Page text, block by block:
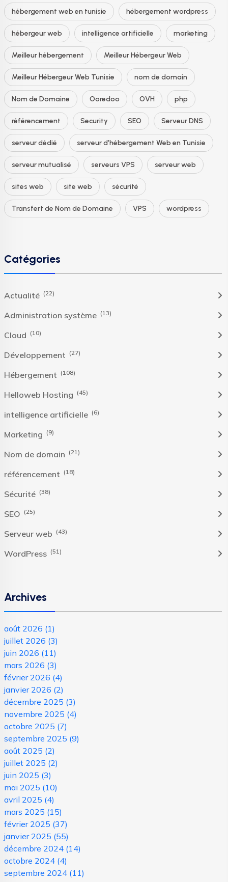
hébergement web en tunisie hébergement wordpress
hébergeur web intelligence artificielle marketing
Meilleur hébergement Meilleur Hébergeur Web
Meilleur Hébergeur Web Tunisie nom de domain
Nom de Domaine Ooredoo OVH php
référencement Security SEO Serveur DNS
serveur dédié serveur d’hébergement Web en Tunisie
serveur mutualisé serveurs VPS serveur web
sites web site web sécurité
Transfert de Nom de Domaine VPS wordpress
Catégories
Actualité (22)
Administration système (13)
Cloud (10)
Développement (27)
Hébergement (108)
Helloweb Hosting (45)
intelligence artificielle (6)
Marketing (9)
Nom de domain (21)
référencement (18)
Sécurité (38)
SEO (25)
Serveur web (43)
WordPress (51)
Archives
août 2026 (1)
juillet 2026 (3)
juin 2026 (11)
mars 2026 (3)
février 2026 (4)
janvier 2026 (2)
décembre 2025 (3)
novembre 2025 (4)
octobre 2025 (7)
septembre 2025 (9)
août 2025 (2)
juillet 2025 (2)
juin 2025 (3)
mai 2025 (10)
avril 2025 (4)
mars 2025 (15)
février 2025 (37)
janvier 2025 (55)
décembre 2024 (14)
octobre 2024 (4)
septembre 2024 (11)